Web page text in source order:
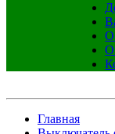
О
Главная